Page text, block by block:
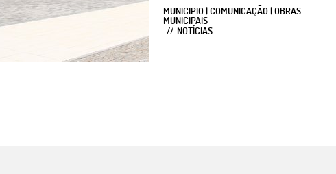
MUNICIPIO | COMUNICAÇÃO | OBRAS
MUNICIPAIS
NOTÍCIAS